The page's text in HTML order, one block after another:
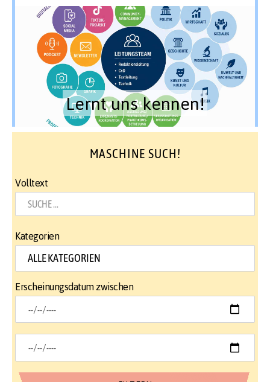
Lernt uns kennen!
MASCHINE SUCH!
Volltext
Kategorien
Erscheinungsdatum zwischen